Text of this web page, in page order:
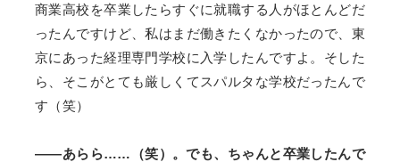
商業高校を卒業したらすぐに就職する人がほとんどだ
ったんですけど、私はまだ働きたくなかったので、東
京にあった経理専門学校に入学したんですよ。そした
ら、そこがとても厳しくてスパルタな学校だったんで
す（笑）
——あらら……（笑）。でも、ちゃんと卒業したんで